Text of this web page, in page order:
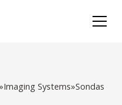
»Imaging Systems»Sondas